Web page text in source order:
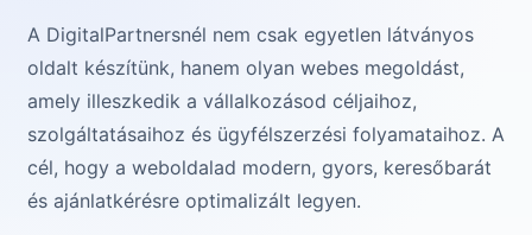
A DigitalPartnersnél nem csak egyetlen látványos
oldalt készítünk, hanem olyan webes megoldást,
amely illeszkedik a vállalkozásod céljaihoz,
szolgáltatásaihoz és ügyfélszerzési folyamataihoz. A
cél, hogy a weboldalad modern, gyors, keresőbarát
és ajánlatkérésre optimalizált legyen.